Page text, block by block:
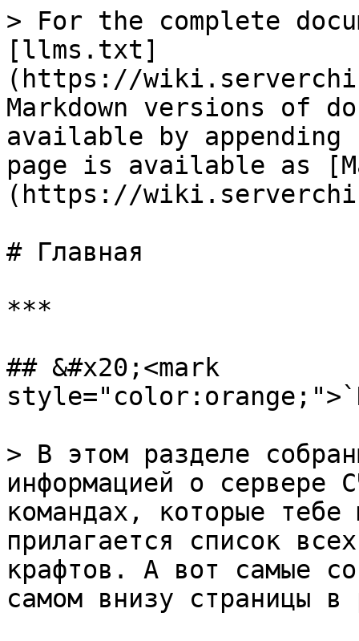
> For the complete
[llms.txt]
(https://
Markdown versions of
available by
page is available as
(https://
# Главная
***
## &#x20;<mark
> В этом разделе
информацией о сервере
командах, которые
прилагается список
крафтов. А вот самые
самом внизу страницы